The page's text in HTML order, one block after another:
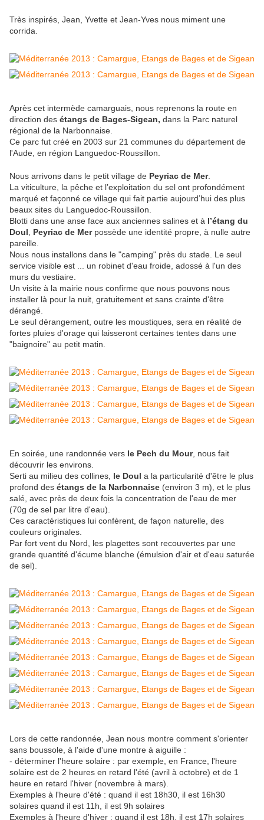
Très inspirés, Jean, Yvette et Jean-Yves nous miment une
corrida.
Après cet intermède camarguais, nous reprenons la route en
direction des étangs de Bages-Sigean, dans la Parc naturel
régional de la Narbonnaise.
Ce parc fut créé en 2003 sur 21 communes du département de
l'Aude, en région Languedoc-Roussillon.
Nous arrivons dans le petit village de Peyriac de Mer.
La viticulture, la pêche et l’exploitation du sel ont profondément
marqué et façonné ce village qui fait partie aujourd’hui des plus
beaux sites du Languedoc-Roussillon.
Blotti dans une anse face aux anciennes salines et à l’étang du
Doul
Peyriac de Merpossède une identité propre, à nulle autre
pareille.
Nous nous installons dans le "camping" près du stade. Le seul
service visible est ... un robinet d'eau froide, adossé à l'un des
murs du vestiaire.
Un visite à la mairie nous confirme que nous pouvons nous
installer là pour la nuit, gratuitement et sans crainte d'être
dérangé.
Le seul dérangement, outre les moustiques, sera en réalité de
fortes pluies d'orage qui laisseront certaines tentes dans une
"baignoire" au petit matin.
En soirée, une randonnée vers le Pech du Mour, nous fait
découvrir les environs.
Serti au milieu des collines, le Doul a la particularité d'être le plus
profond des étangs de la Narbonnaise (environ 3 m), et le plus
salé, avec près de deux fois la concentration de l'eau de mer
(70g de sel par litre d'eau).
Ces caractéristiques lui confèrent, de façon naturelle, des
couleurs originales.
Par fort vent du Nord, les plagettes sont recouvertes par une
grande quantité d'écume blanche (émulsion d'air et d'eau saturée
de sel).
Lors de cette randonnée, Jean nous montre comment s'orienter
sans boussole, à l'aide d'une montre à aiguille :
- déterminer l'heure solaire : par exemple, en France, l'heure
solaire est de 2 heures en retard l'été (avril à octobre) et de 1
heure en retard l'hiver (novembre à mars).
Exemples à l'heure d'été : quand il est 18h30, il est 16h30
solaires quand il est 11h, il est 9h solaires
Exemples à l'heure d'hiver : quand il est 18h, il est 17h solaires